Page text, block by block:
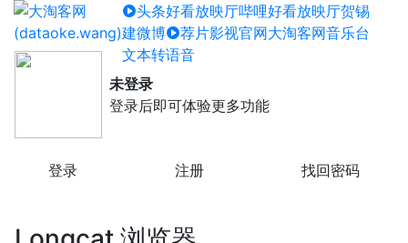
头条好看放映厅哔哩好看放映厅贺锡
建微博
荐片影视官网大淘客网音乐台
文本转语音
未登录
登录后即可体验更多功能
登录 注册 找回密码